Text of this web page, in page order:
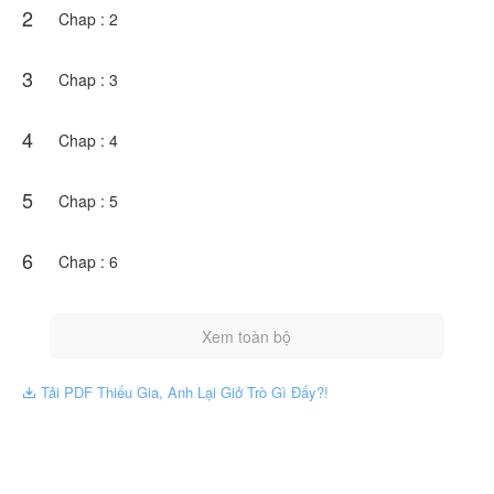
2 Chap : 2
3 Chap : 3
4 Chap : 4
5 Chap : 5
6 Chap : 6
Xem toàn bộ
 Tải PDF Thiếu Gia, Anh Lại Giở Trò Gì Đấy?!